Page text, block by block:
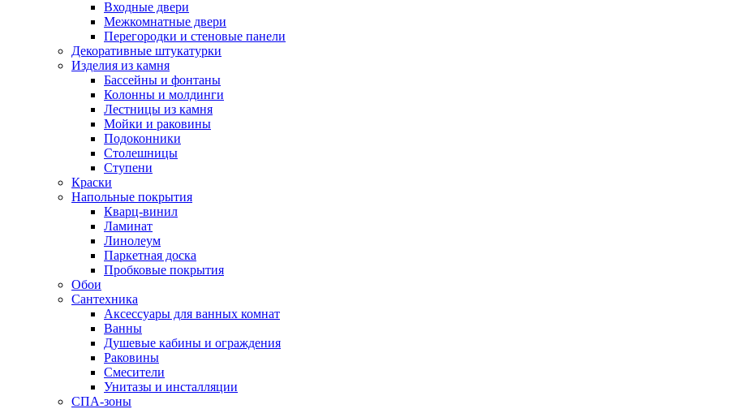
Входные двери
Межкомнатные двери
Перегородки и стеновые панели
Декоративные штукатурки
Изделия из камня
Бассейны и фонтаны
Колонны и молдинги
Лестницы из камня
Мойки и раковины
Подоконники
Столешницы
Ступени
Краски
Напольные покрытия
Кварц-винил
Ламинат
Линолеум
Паркетная доска
Пробковые покрытия
Обои
Сантехника
Аксессуары для ванных комнат
Ванны
Душевые кабины и ограждения
Раковины
Смесители
Унитазы и инсталляции
СПА-зоны